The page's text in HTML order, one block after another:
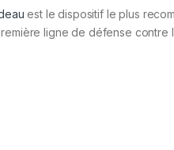
est le dispositif le plus
ligne de défense contre